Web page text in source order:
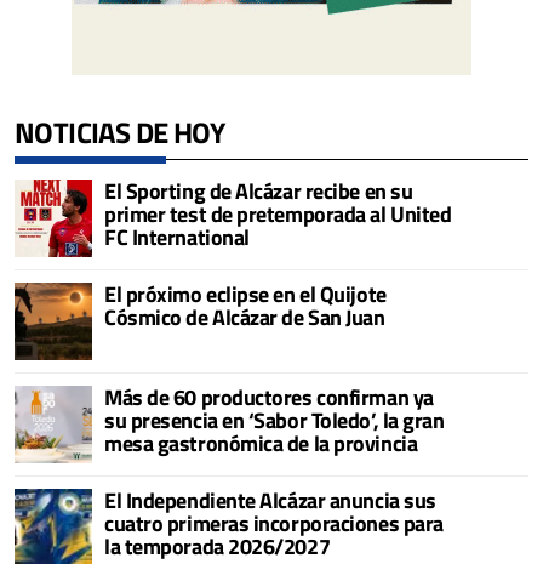
NOTICIAS DE HOY
El Sporting de Alcázar recibe en su
primer test de pretemporada al United
FC International
El próximo eclipse en el Quijote
Cósmico de Alcázar de San Juan
Más de 60 productores confirman ya
su presencia en ‘Sabor Toledo’, la gran
mesa gastronómica de la provincia
El Independiente Alcázar anuncia sus
cuatro primeras incorporaciones para
la temporada 2026/2027